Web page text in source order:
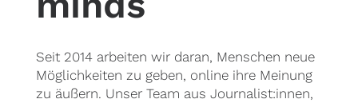
Seit 2014 arbeiten wir daran, Menschen neue
Möglichkeiten zu geben, online ihre Meinung
zu äußern. Unser Team aus Journalist:innen,